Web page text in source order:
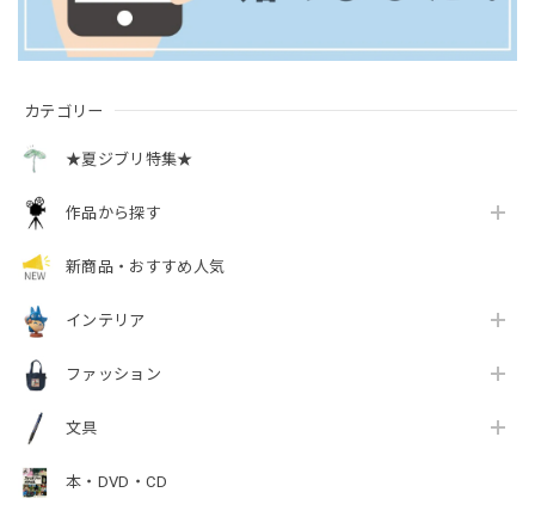
カテゴリー
★夏ジブリ特集★
作品から探す
新商品・おすすめ人気
インテリア
ファッション
文具
本・DVD・CD